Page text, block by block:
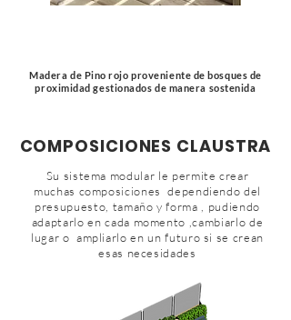
Madera de Pino rojo proveniente de bosques de
proximidad gestionados de manera sostenida
COMPOSICIONES CLAUSTRA
Su sistema modular le permite crear
muchas composiciones dependiendo del
presupuesto, tamaño y forma , pudiendo
adaptarlo en cada momento ,cambiarlo de
lugar o ampliarlo en un futuro si se crean
esas necesidades